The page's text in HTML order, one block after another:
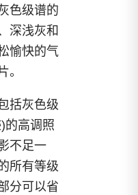
色级谱的
深浅灰和
愉快的气
。
括灰色级
的高调照
不足一
所有等级
分可以省